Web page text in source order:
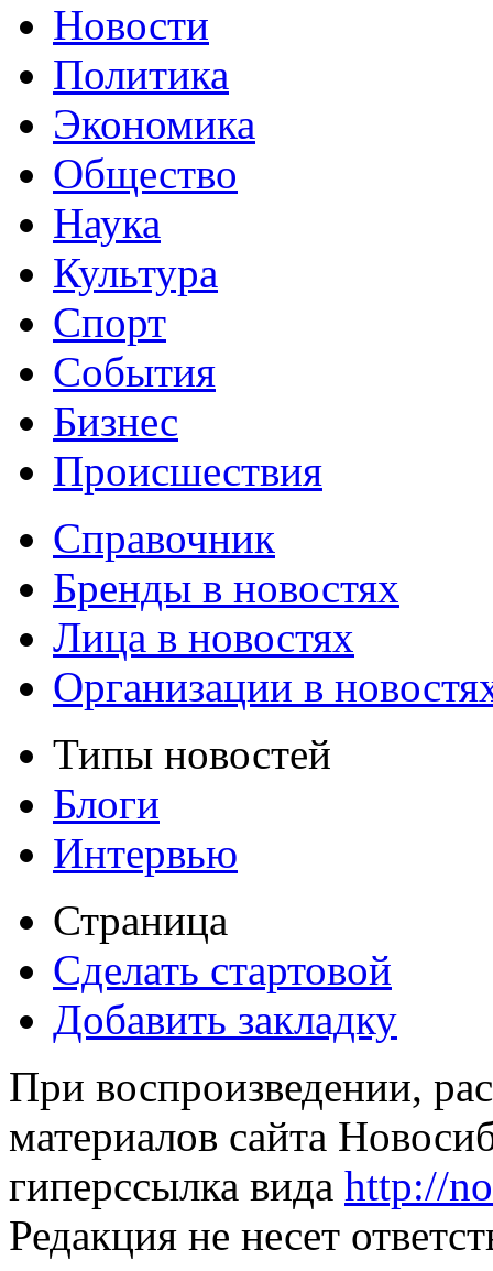
Новости
Политика
Экономика
Общество
Наука
Культура
Спорт
События
Бизнес
Происшествия
Справочник
Бренды в новостях
Лица в новостях
Организации в
Типы новостей
Блоги
Интервью
Страница
Сделать стартовой
Добавить закладку
При воспроизведении,
материалов сайта
гиперссылка вида http://
Редакция не несет